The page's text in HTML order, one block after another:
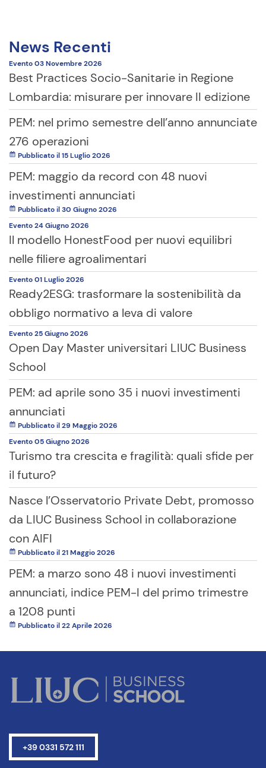
News Recenti
Evento03 Novembre2026
Best Practices Socio-Sanitarie in Regione
Lombardia: misurare per innovare II edizione
PEM: nel primo semestre dell’anno annunciate
276 operazioni
Pubblicato il 15 Luglio 2026
PEM: maggio da record con 48 nuovi
investimenti annunciati
Pubblicato il 30 Giugno 2026
Evento24 Giugno2026
Il modello HonestFood per nuovi equilibri
nelle filiere agroalimentari
Evento01 Luglio2026
Ready2ESG: trasformare la sostenibilità da
obbligo normativo a leva di valore
Evento25 Giugno2026
Open Day Master universitari LIUC Business
School
PEM: ad aprile sono 35 i nuovi investimenti
annunciati
Pubblicato il 29 Maggio 2026
Evento05 Giugno2026
Turismo tra crescita e fragilità: quali sfide per
il futuro?
Nasce l’Osservatorio Private Debt, promosso
da LIUC Business School in collaborazione
con AIFI
Pubblicato il 21 Maggio 2026
PEM: a marzo sono 48 i nuovi investimenti
annunciati, indice PEM-I del primo trimestre
a 1208 punti
Pubblicato il 22 Aprile 2026
+39 0331 572 111